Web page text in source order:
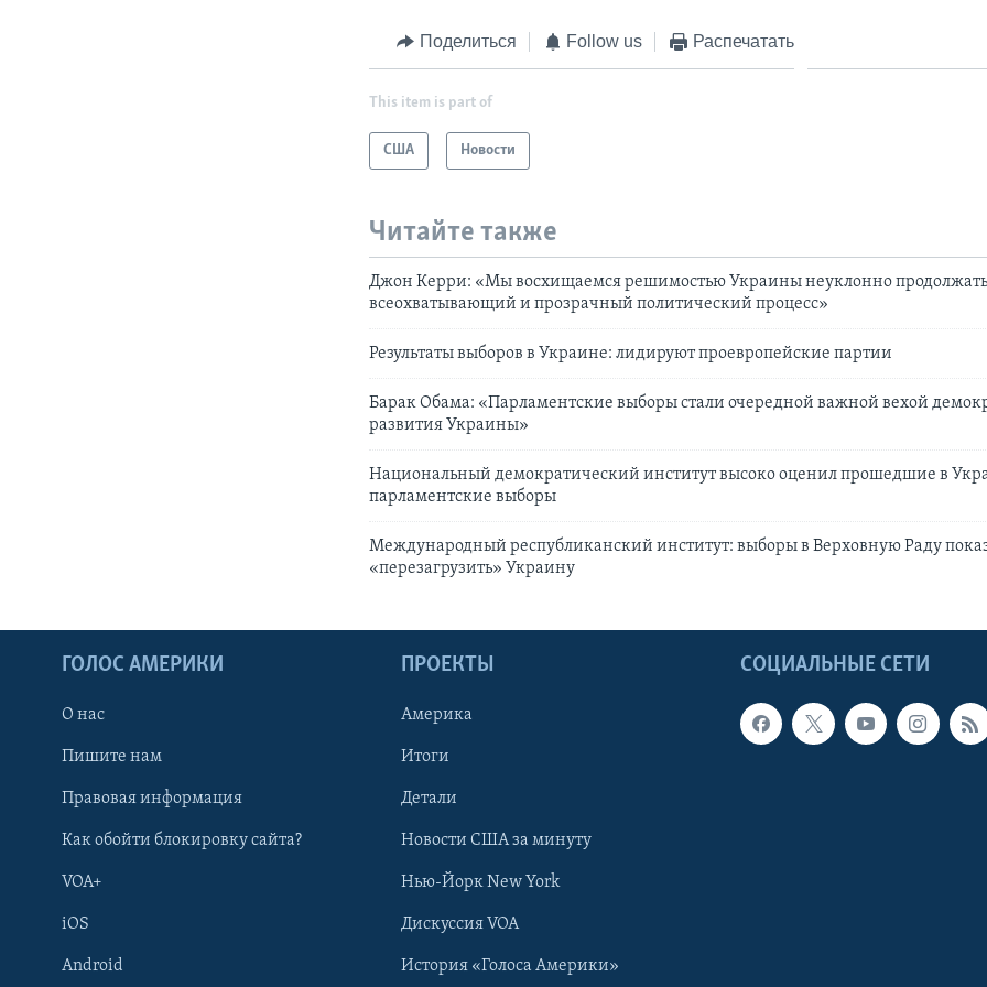
Поделиться Follow us Распечатать
This item is part of
США Новости
Читайте также
Джон Керри: «Мы восхищаемся решимостью Украины неуклонно продолжать
всеохватывающий и прозрачный политический процесс»
Результаты выборов в Украине: лидируют проевропейские партии
Барак Обама: «Парламентские выборы стали очередной важной вехой
развития Украины»
Национальный демократический институт высоко оценил прошедшие в
парламентские выборы
Международный республиканский институт: выборы в Верховную Раду
«перезагрузить» Украину
СОЦИАЛЬНЫЕ СЕТИ
ГОЛОС АМЕРИКИ
О нас
Пишите нам
Правовая информация
Как обойти блокировку сайта?
VOA+
iOS
Android
ПРОЕКТЫ
Америка
Итоги
Детали
Новости США за минуту
Нью-Йорк New York
Дискуссия VOA
История «Голоса Америки»